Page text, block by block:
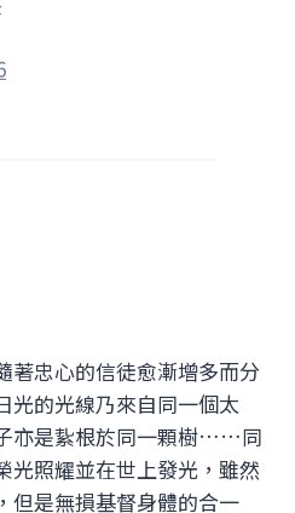
著忠心的信徒愈漸增多而分
光的光線乃來自同一個太
亦是紥根於同一顆樹……同
光照耀並在世上發光，雖然
但是無損基督身體的合一